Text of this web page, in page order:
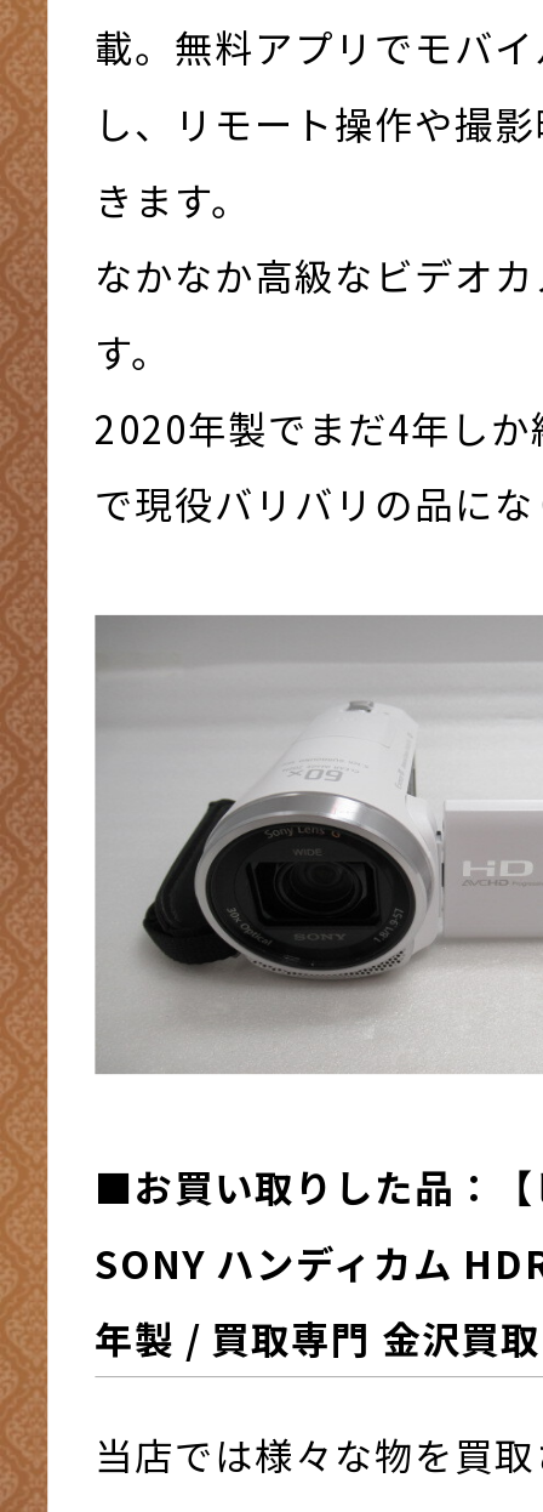
載。無料アプリでモバ
し、リモート操作や撮
きます。
なかなか高級なビデオ
す。
2020年製でまだ4年し
で現役バリバリの品に
■お買い取りした品：
SONY ハンディカム
年製 / 買取専門 金沢買
当店では様々な物を買